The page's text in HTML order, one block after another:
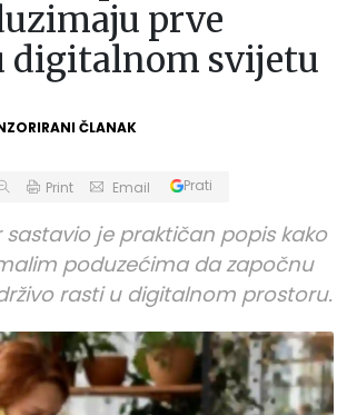
prve
digitalnom svijetu
ČLANAK
Print Email Prati
sastavio je praktičan popis kako
poduzećima da započnu
rasti u digitalnom prostoru.